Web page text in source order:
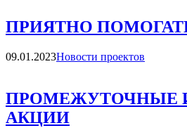
ПРИЯТНО
09.01.2023Категории
Новости проектов
ПРОМЕЖУТОЧНЫЕ
АКЦИИ